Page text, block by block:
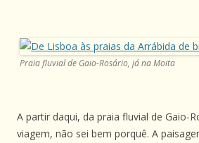
Praia fluvial de Gaio-Rosário, já na Moita
A partir daqui, da praia fluvial de Gaio-
viagem, não sei bem porquê. A